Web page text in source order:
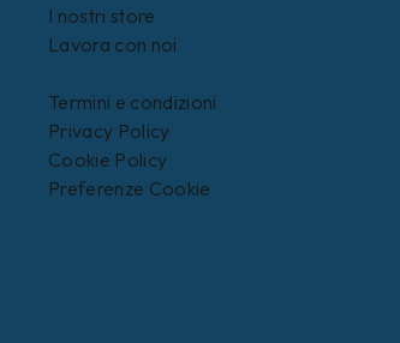
I nostri store
Lavora con noi
Termini e condizioni
Privacy Policy
Cookie Policy
Preferenze Cookie